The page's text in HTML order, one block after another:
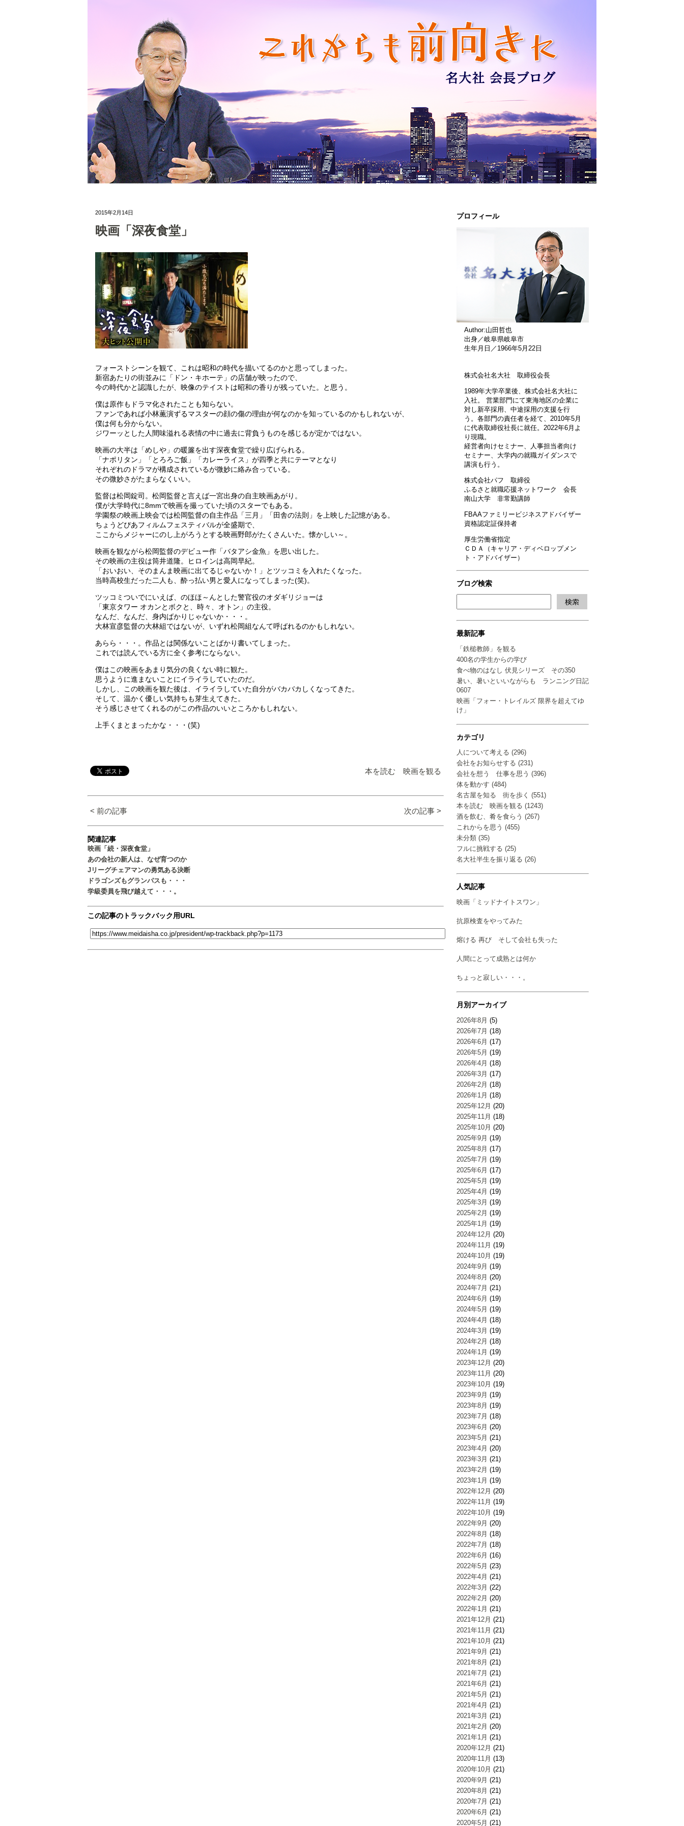
プロフィール
Author:山田哲也
出身／岐阜県岐阜市
生年月日／1966年5月22日
株式会社名大社 取締役会長
1989年大学卒業後、株式会社名大社に
入社。 営業部門にて東海地区の企業に
対し新卒採用、中途採用の支援を行
う。各部門の責任者を経て、2010年5月
に代表取締役社長に就任。2022年6月よ
り現職。
経営者向けセミナー、人事担当者向け
セミナー、大学内の就職ガイダンスで
講演も行う。
株式会社パフ 取締役
ふるさと就職応援ネットワーク 会長
南山大学 非常勤講師
FBAAファミリービジネスアドバイザー
資格認定証保持者
厚生労働省指定
ＣＤＡ（キャリア・ディベロップメン
ト・アドバイザー）
ブログ検索
最新記事
「鉄槌教師」を観る
400名の学生からの学び
食べ物のはなし 伏見シリーズ その350
暑い、暑いといいながらも ランニング日記
0607
映画「フォー・トレイルズ 限界を超えてゆ
け」
カテゴリ
人について考える (296)
会社をお知らせする (231)
会社を想う 仕事を思う (396)
体を動かす (484)
名古屋を知る 街を歩く (551)
本を読む 映画を観る (1243)
酒を飲む、肴を食らう (267)
これからを思う (455)
未分類 (35)
フルに挑戦する (25)
名大社半生を振り返る (26)
人気記事
映画「ミッドナイトスワン」
抗原検査をやってみた
熔ける 再び そして会社も失った
人間にとって成熟とは何か
ちょっと寂しい・・・。
月別アーカイブ
2026年8月 (5)
2026年7月 (18)
2026年6月 (17)
2026年5月 (19)
2026年4月 (18)
2026年3月 (17)
2026年2月 (18)
2026年1月 (18)
2025年12月 (20)
2025年11月 (18)
2025年10月 (20)
2025年9月 (19)
2025年8月 (17)
2025年7月 (19)
2025年6月 (17)
2025年5月 (19)
2025年4月 (19)
2025年3月 (19)
2025年2月 (19)
2025年1月 (19)
2024年12月 (20)
2024年11月 (19)
2024年10月 (19)
2024年9月 (19)
2024年8月 (20)
2024年7月 (21)
2024年6月 (19)
2024年5月 (19)
2024年4月 (18)
2024年3月 (19)
2024年2月 (18)
2024年1月 (19)
2023年12月 (20)
2023年11月 (20)
2023年10月 (19)
2023年9月 (19)
2023年8月 (19)
2023年7月 (18)
2023年6月 (20)
2023年5月 (21)
2023年4月 (20)
2023年3月 (21)
2023年2月 (19)
2023年1月 (19)
2022年12月 (20)
2022年11月 (19)
2022年10月 (19)
2022年9月 (20)
2022年8月 (18)
2022年7月 (18)
2022年6月 (16)
2022年5月 (23)
2022年4月 (21)
2022年3月 (22)
2022年2月 (20)
2022年1月 (21)
2021年12月 (21)
2021年11月 (21)
2021年10月 (21)
2021年9月 (21)
2021年8月 (21)
2021年7月 (21)
2021年6月 (21)
2021年5月 (21)
2021年4月 (21)
2021年3月 (21)
2021年2月 (20)
2021年1月 (21)
2020年12月 (21)
2020年11月 (13)
2020年10月 (21)
2020年9月 (21)
2020年8月 (21)
2020年7月 (21)
2020年6月 (21)
2020年5月 (21)
2015年2月14日
映画「深夜食堂」
フォーストシーンを観て、これは昭和の時代を描いてるのかと思ってしまった。
新宿あたりの街並みに「ドン・キホーテ」の店舗が映ったので、
今の時代かと認識したが、映像のテイストは昭和の香りが残っていた。と思う。
僕は原作もドラマ化されたことも知らない。
ファンであれば小林薫演ずるマスターの顔の傷の理由が何なのかを知っているのかもしれないが、
僕は何も分からない。
ジワーッとした人間味溢れる表情の中に過去に背負うものを感じるが定かではない。
映画の大半は「めしや」の暖簾を出す深夜食堂で繰り広げられる。
「ナポリタン」「とろろご飯」「カレーライス」が四季と共にテーマとなり
それぞれのドラマが構成されているが微妙に絡み合っている。
その微妙さがたまらなくいい。
監督は松岡錠司。松岡監督と言えば一宮出身の自主映画あがり。
僕が大学時代に8mmで映画を撮っていた頃のスターでもある。
学園祭の映画上映会では松岡監督の自主作品「三月」「田舎の法則」を上映した記憶がある。
ちょうどぴあフィルムフェスティバルが全盛期で、
ここからメジャーにのし上がろうとする映画野郎がたくさんいた。懐かしい～。
映画を観ながら松岡監督のデビュー作「バタアシ金魚」を思い出した。
その映画の主役は筒井道隆。ヒロインは高岡早紀。
「おいおい、そのまんま映画に出てるじゃないか！」とツッコミを入れたくなった。
当時高校生だった二人も、酔っ払い男と愛人になってしまった(笑)。
ツッコミついでにいえば、のほほ～んとした警官役のオダギリジョーは
「東京タワー オカンとボクと、時々、オトン」の主役。
なんだ、なんだ、身内ばかりじゃないか・・・。
大林宣彦監督の大林組ではないが、いずれ松岡組なんて呼ばれるのかもしれない。
あらら・・・。作品とは関係ないことばかり書いてしまった。
これでは読んでいる方に全く参考にならない。
僕はこの映画をあまり気分の良くない時に観た。
思うように進まないことにイライラしていたのだ。
しかし、この映画を観た後は、イライラしていた自分がバカバカしくなってきた。
そして、温かく優しい気持ちも芽生えてきた。
そう感じさせてくれるのがこの作品のいいところかもしれない。
上手くまとまったかな・・・(笑)
本を読む 映画を観る
< 前の記事 次の記事 >
関連記事
映画「続・深夜食堂」
あの会社の新人は、なぜ育つのか
Jリーグチェアマンの勇気ある決断
ドラゴンズもグランパスも・・・
学級委員を飛び越えて・・・。
この記事のトラックバック用URL